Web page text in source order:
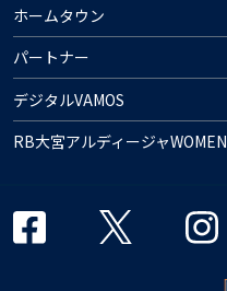
ホームタウン
パートナー
デジタルVAMOS
RB大宮アルディージャWOMEN